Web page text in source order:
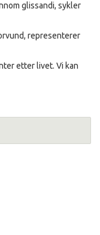
glissandi, sykler
representerer
etter livet. Vi kan